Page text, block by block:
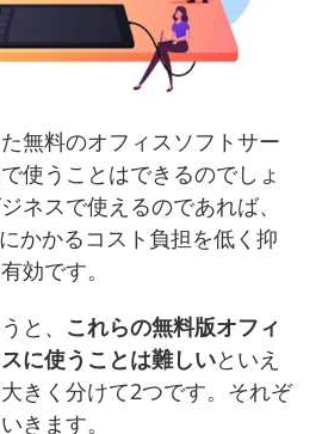
無料のオフィスソフトサー
使うことはできるのでしょ
ネスで使えるのであれば、
かかるコスト負担を低く抑
効です。
と、 これらの無料版オフィ
に使うことは難しいといえ
きく分けて2つです。それぞ
きます。